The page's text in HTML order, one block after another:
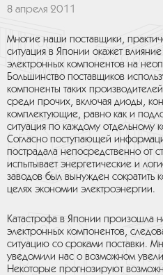
8 апреля 2011
Многие наши поставщики,
ситуация в Японии окажет
электронных компонентов на
Большинство поставщиков
компоненты таких
среди прочих, включая диоды,
комплектующие, равно как и
ситуация по каждому отдельному
Согласно поступающей
пострадала непосредственно от
испытывает энергетические и
заводов был вынужден сократить
целях экономии электроэнергии.
Катастрофа в Японии произошла
электронных компонентов,
ситуацию со сроками поставки.
уведомили нас о возможном
Некоторые прогнозируют